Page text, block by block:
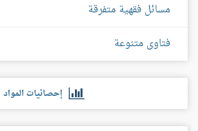
مسائل فقهية متفرقة
فتاوى متنوعة
إحصائيات المواد